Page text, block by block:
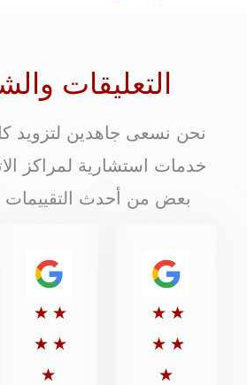
التعليقات
نحن نسعى جاهدين لتزويد
خدمات استشارية لمراكز
بعض من أحدث التقييمات
★
★
★
★
★
تقييم
5
من
★
★
★
★
★
تقييم
5
من